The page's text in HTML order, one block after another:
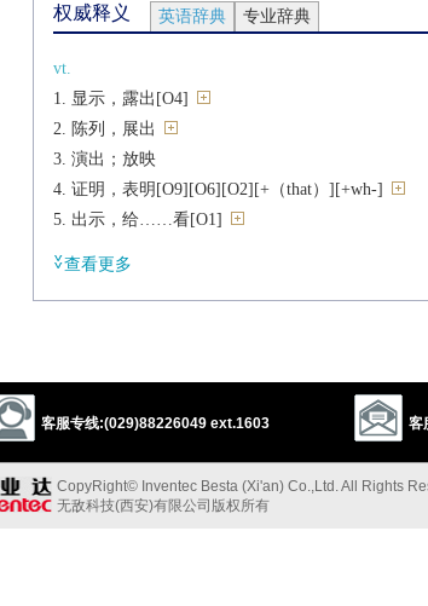
权威释义 英语辞典 专业辞典
vt.
显示，露出[O4]
陈列，展出
演出；放映
证明，表明[O9][O6][O2][+（that）][+wh-]
出示，给……看[O1]
显得[Q]
上演；放映
举行展览
查看更多
客服专线:(029)88226049 ext.1603 客
CopyRight© Inventec Besta (Xi'an) Co.,Ltd. All Rights
无敌科技(西安)有限公司版权所有